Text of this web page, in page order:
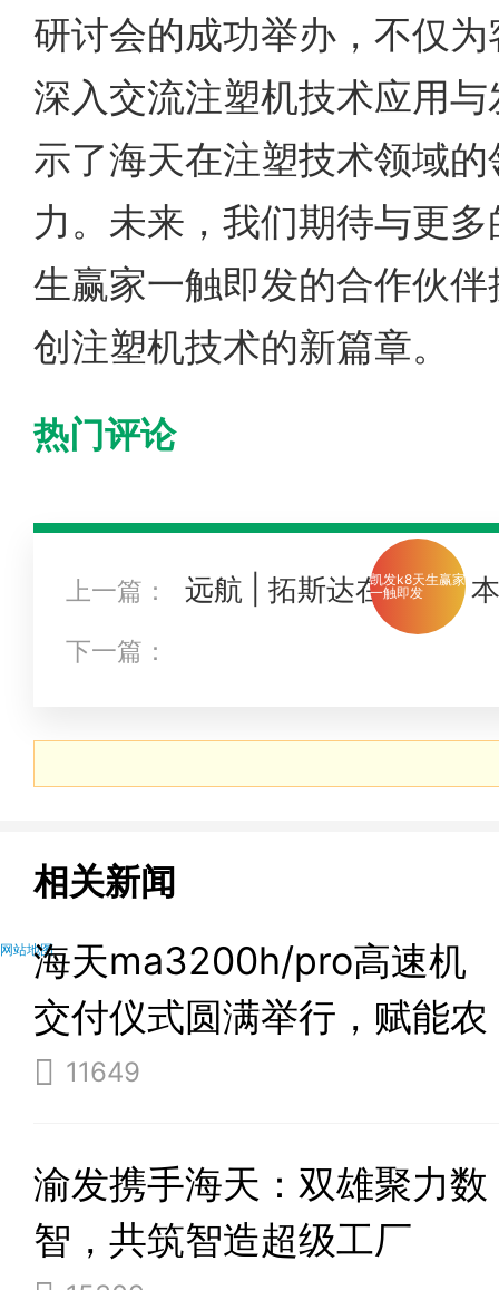
研讨会的成功举办，不仅
深入交流注塑机技术应用
示了海天在注塑技术领域
力。未来，我们期待与更
生赢家一触即发的合作伙
创注塑机技术的新篇章。
热门评论
上一篇：
远航 | 拓斯达在泰国，
步
下一篇：
相关新闻
海天ma3200h/pro高速机
交付仪式圆满举行，赋能农
业节水灌溉新升级
11649
渝发携手海天：双雄聚力数
智，共筑智造超级工厂
凯发k8天生赢家
一触即发
网站地图